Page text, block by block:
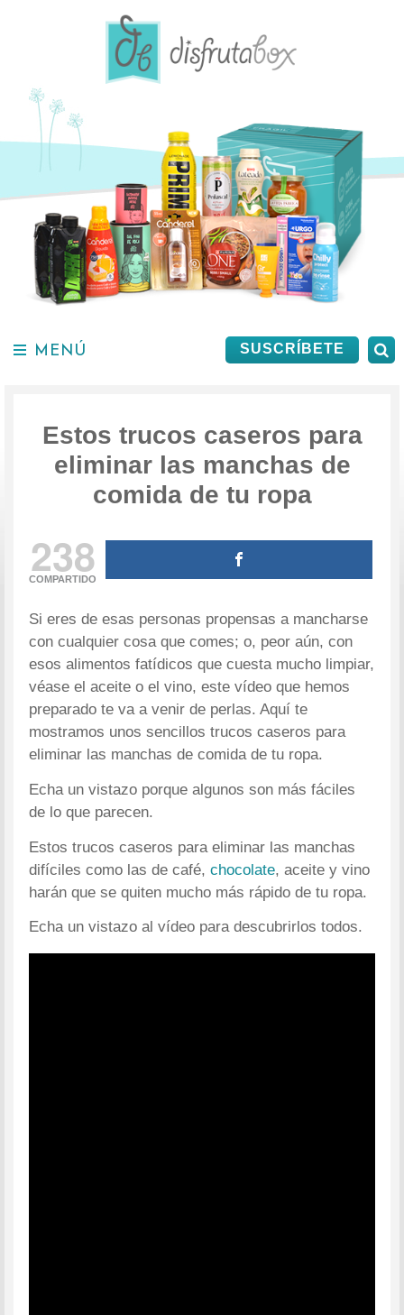
SUSCRÍBETE
MENÚ
Estos trucos caseros para
eliminar las manchas de
comida de tu ropa
238
COMPARTIDO
Si eres de esas personas propensas a mancharse
con cualquier cosa que comes; o, peor aún, con
esos alimentos fatídicos que cuesta mucho limpiar,
véase el aceite o el vino, este vídeo que hemos
preparado te va a venir de perlas. Aquí te
mostramos unos sencillos trucos caseros para
eliminar las manchas de comida de tu ropa.
Echa un vistazo porque algunos son más fáciles
de lo que parecen.
Estos trucos caseros para eliminar las manchas
difíciles como las de café,chocolate, aceite y vino
harán que se quiten mucho más rápido de tu ropa.
Echa un vistazo al vídeo para descubrirlos todos.